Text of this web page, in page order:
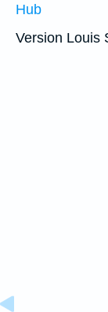
Hub
Version Louis